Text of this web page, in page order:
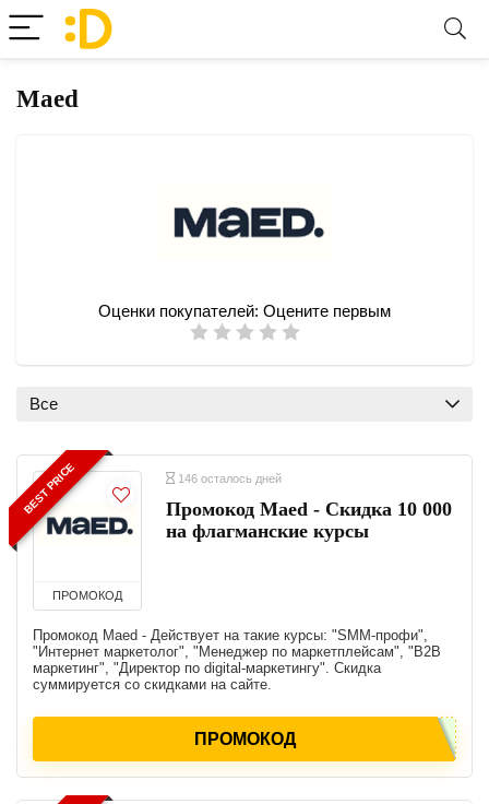
Maed
Оценки покупателей: Оцените первым
Все
BEST PRICE
ПРОМОКОД
146 осталось дней
Промокод Maed - Скидка 10 000
на флагманские курсы
Промокод Maed - Действует на такие курсы: "SMM-профи",
"Интернет маркетолог", "Менеджер по маркетплейсам", "B2B
маркетинг", "Директор по digital-маркетингу". Скидка
суммируется со скидками на сайте.
ПРОМОКОД